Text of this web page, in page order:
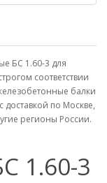
БС 1.60-3 для
соответствии
балки
доставкой по Москве,
регионы России.
1.60-3